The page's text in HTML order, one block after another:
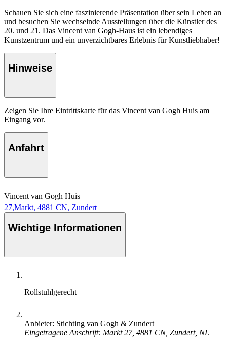
Schauen Sie sich eine faszinierende Präsentation über sein Leben an
und besuchen Sie wechselnde Ausstellungen über die Künstler des
20. und 21. Das Vincent van Gogh-Haus ist ein lebendiges
Kunstzentrum und ein unverzichtbares Erlebnis für Kunstliebhaber!
Hinweise
Zeigen Sie Ihre Eintrittskarte für das Vincent van Gogh Huis am
Eingang vor.
Anfahrt
Vincent van Gogh Huis
27,Markt, 4881 CN, Zundert
Wichtige Informationen
Rollstuhlgerecht
Anbieter: Stichting van Gogh & Zundert
Eingetragene Anschrift: Markt 27, 4881 CN, Zundert, NL